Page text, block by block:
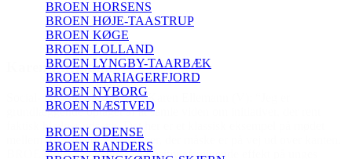
Karen Ellemann (V): “Jeg er
af at samle viden om initiativer, der rent
Det her er et klassisk eksempel på mødet
der måske er på vej ud over kanten.
en positiv afsmittende effekt på unges
BROEN HORSENS
BROEN HØJE-TAASTRUP
BROEN KØGE
BROEN LOLLAND
BROEN LYNGBY-TAARBÆK
BROEN MARIAGERFJORD
BROEN NYBORG
BROEN NÆSTVED
BROEN ODENSE
BROEN RANDERS